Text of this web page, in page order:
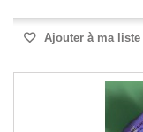
Ajouter à ma